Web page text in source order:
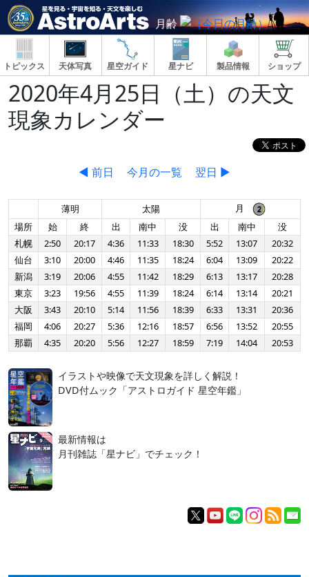
月齢
トピックス 天体写真 星空ガイド 星ナビ 製品情報 ショップ
2020年4月25日（土）の天文
現象カレンダー
◀ 前日 今月の一覧 翌日 ▶
薄明 太陽
月
場所
始 終 出 南中 没 出 南中
没
札幌
2:50 20:17 4:36 11:33 18:30 5:52 13:07
20:32
仙台
3:10 20:00 4:46 11:35 18:24 6:04 13:09
20:22
新潟
3:19 20:06 4:55 11:42 18:29 6:13 13:17
20:28
東京
3:23 19:56 4:55 11:39 18:24 6:14 13:14
20:21
大阪
3:43 20:10 5:14 11:56 18:39 6:33 13:31
20:36
福岡
4:06 20:27 5:36 12:16 18:57 6:56 13:52
20:55
那覇
4:35 20:20 5:56 12:27 18:59 7:19 14:04 20:53
イラストや映像で天文現象を詳しく解説！
DVD付ムック「アストロガイド 星空年鑑」
最新情報は
月刊雑誌「星ナビ」でチェック！